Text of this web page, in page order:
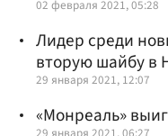
02 февраля 2021, 05:28
Лидер среди
вторую шайбу в
29 января 2021, 12:07
«Монреаль»